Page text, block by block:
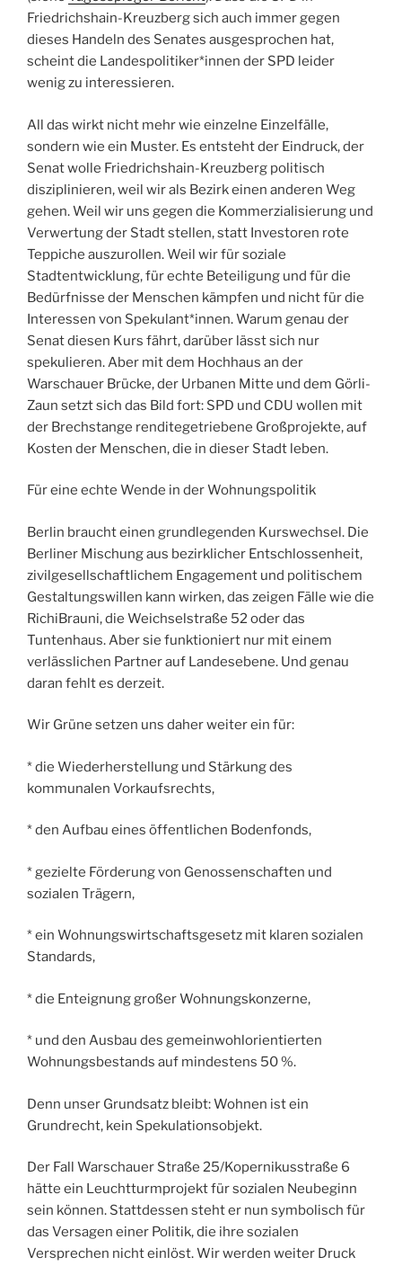
Friedrichshain-Kreuzberg sich auch immer gegen
dieses Handeln des Senates ausgesprochen hat,
scheint die Landespolitiker*innen der SPD leider
wenig zu interessieren.
All das wirkt nicht mehr wie einzelne Einzelfälle,
sondern wie ein Muster. Es entsteht der Eindruck, der
Senat wolle Friedrichshain-Kreuzberg politisch
disziplinieren, weil wir als Bezirk einen anderen Weg
gehen. Weil wir uns gegen die Kommerzialisierung und
Verwertung der Stadt stellen, statt Investoren rote
Teppiche auszurollen. Weil wir für soziale
Stadtentwicklung, für echte Beteiligung und für die
Bedürfnisse der Menschen kämpfen und nicht für die
Interessen von Spekulant*innen. Warum genau der
Senat diesen Kurs fährt, darüber lässt sich nur
spekulieren. Aber mit dem Hochhaus an der
Warschauer Brücke, der Urbanen Mitte und dem Görli-
Zaun setzt sich das Bild fort: SPD und CDU wollen mit
der Brechstange renditegetriebene Großprojekte, auf
Kosten der Menschen, die in dieser Stadt leben.
Für eine echte Wende in der Wohnungspolitik
Berlin braucht einen grundlegenden Kurswechsel. Die
Berliner Mischung aus bezirklicher Entschlossenheit,
zivilgesellschaftlichem Engagement und politischem
Gestaltungswillen kann wirken, das zeigen Fälle wie die
RichiBrauni, die Weichselstraße 52 oder das
Tuntenhaus. Aber sie funktioniert nur mit einem
verlässlichen Partner auf Landesebene. Und genau
daran fehlt es derzeit.
Wir Grüne setzen uns daher weiter ein für:
* die Wiederherstellung und Stärkung des
kommunalen Vorkaufsrechts,
* den Aufbau eines öffentlichen Bodenfonds,
* gezielte Förderung von Genossenschaften und
sozialen Trägern,
* ein Wohnungswirtschaftsgesetz mit klaren sozialen
Standards,
* die Enteignung großer Wohnungskonzerne,
* und den Ausbau des gemeinwohlorientierten
Wohnungsbestands auf mindestens 50 %.
Denn unser Grundsatz bleibt: Wohnen ist ein
Grundrecht, kein Spekulationsobjekt.
Der Fall Warschauer Straße 25/Kopernikusstraße 6
hätte ein Leuchtturmprojekt für sozialen Neubeginn
sein können. Stattdessen steht er nun symbolisch für
das Versagen einer Politik, die ihre sozialen
Versprechen nicht einlöst. Wir werden weiter Druck